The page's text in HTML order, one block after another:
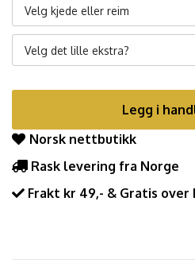
Velg kjede eller reim
Velg det lille ekstra?
Legg i
Norsk nettbutikk
Rask levering fra Norge
Frakt kr 49,- & Gratis over